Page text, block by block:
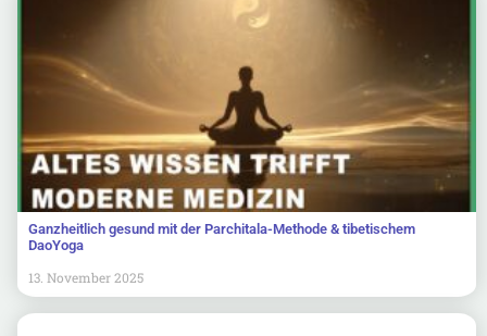
Ganzheitlich gesund mit der Parchitala-Methode & tibetischem
DaoYoga
13. November 2025